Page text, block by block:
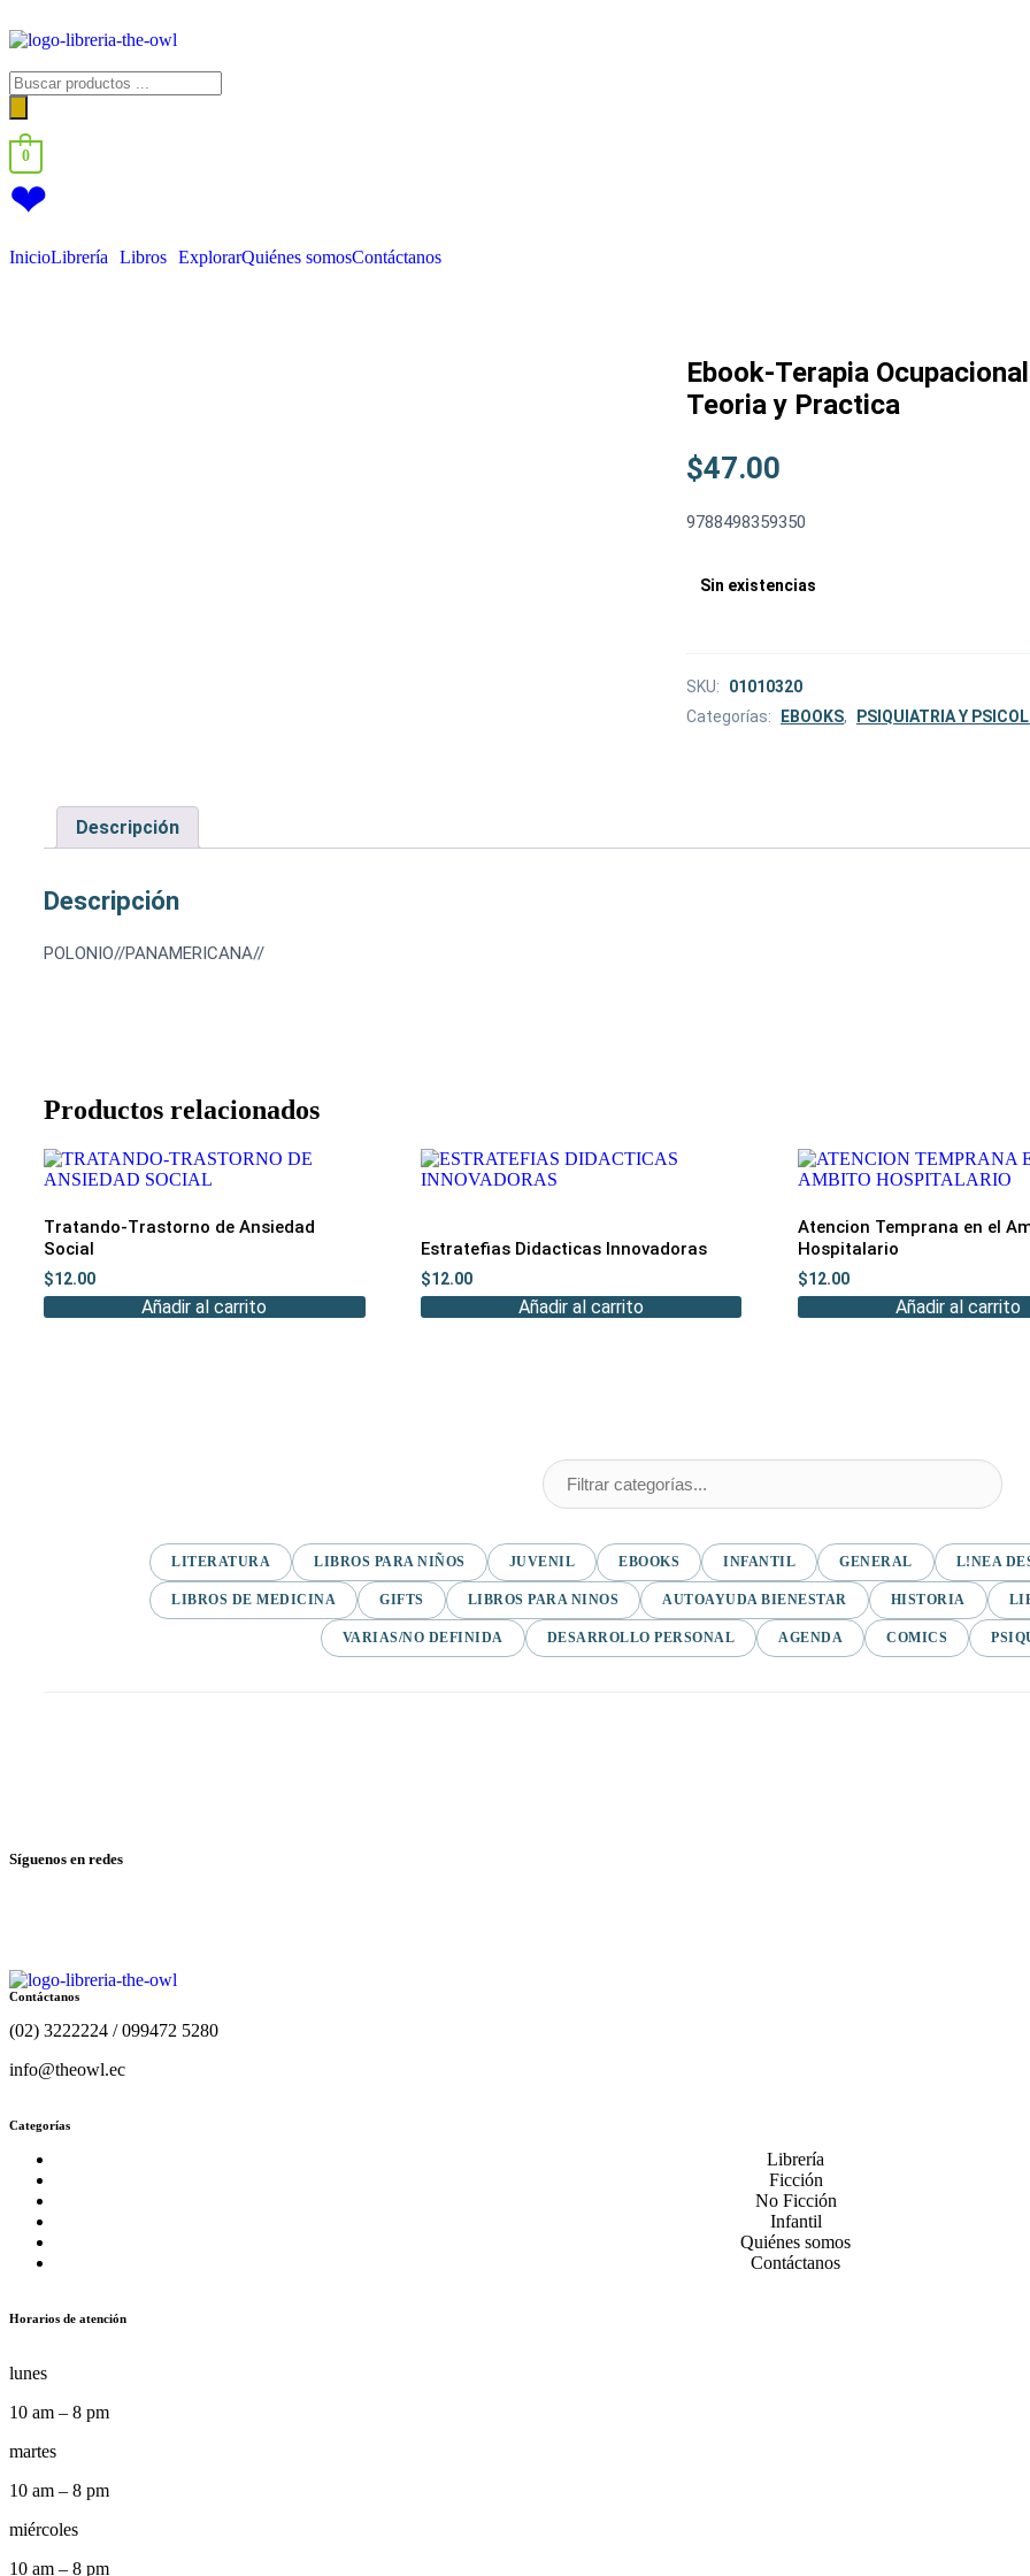
0
❤
InicioLibrería Libros ExplorarQuiénes somosContáctanos
Ebook-Terapia
Teoria y Practica
$47.00
9788498359350
Sin existencias
SKU:
01010320
Categorías:
EBOOKS, PSIQUIATRIA Y
Descripción
Descripción
POLONIO//PANAMERICANA//
Productos relacionados
Tratando-Trastorno de Ansiedad
Social
$12.00
Añadir al carrito
Estratefias Didacticas Innovadoras
$12.00
Añadir al carrito
Atencion Temprana en el
Hospitalario
$12.00
Añadir al carrito
LITERATURA LIBROS PARA NIÑOS JUVENIL EBOOKS INFANTIL GENERAL L!NEA
LIBROS DE MEDICINA GIFTS LIBROS PARA NINOS AUTOAYUDA BIENESTAR HISTORIA
VARIAS/NO DEFINIDA DESARROLLO PERSONAL AGENDA COMICS
Síguenos en redes
Contáctanos
(02) 3222224 / 099472 5280
info@theowl.ec
Categorías
Librería
Ficción
No Ficción
Infantil
Quiénes somos
Contáctanos
Horarios de atención
lunes
10 am – 8 pm
martes
10 am – 8 pm
miércoles
10 am – 8 pm